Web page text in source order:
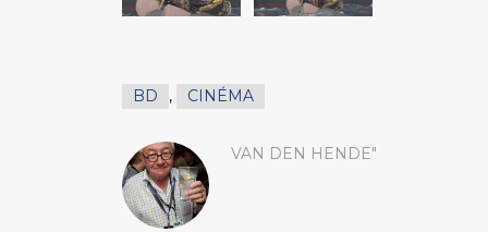
BD , CINÉMA
VAN DEN HENDE"